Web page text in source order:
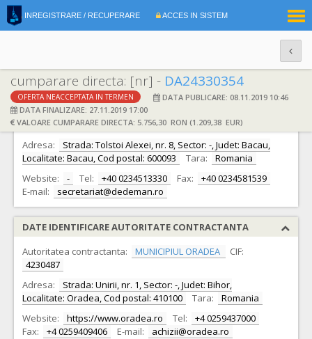
INREGISTRARE / RECUPERARE ACCES IN SISTEM
cumparare directa: [nr] - DA24330354
OFERTA NEACCEPTATA IN TERMEN
DATA PUBLICARE: 08.11.2019 10:46
DATA FINALIZARE: 27.11.2019 17:00
VALOARE CUMPARARE DIRECTA: 5.756,30 RON (1.209,38 EUR)
DATE IDENTIFICARE OFERTANT
Ofertant: S.C. DEDEMAN S.R.L. S.R.L. CIF: 2816464
Adresa:
Strada: Tolstoi Alexei, nr. 8, Sector: -, Judet: Bacau,
Localitate: Bacau, Cod postal: 600093
Tara:
Romania
Website:
- Tel: +40 0234513330 Fax:
+40 0234581539
E-mail:
secretariat@dedeman.ro
DATE IDENTIFICARE AUTORITATE CONTRACTANTA
Autoritatea contractanta:
MUNICIPIUL ORADEA
CIF:
4230487
Adresa:
Strada: Unirii, nr. 1, Sector: -, Judet: Bihor,
Localitate: Oradea, Cod postal: 410100
Tara:
Romania
Website:
https://www.oradea.ro Tel:
+4 0259437000
Fax:
+4 0259409406 E-mail: achizii@oradea.ro